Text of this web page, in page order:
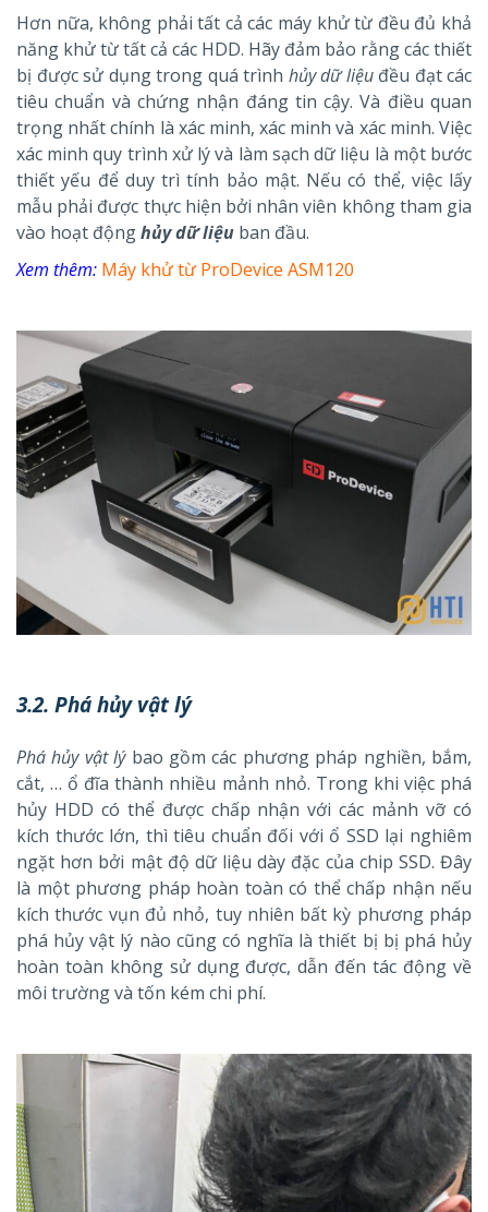
Hơn nữa, không phải tất cả các máy khử từ đều đủ khả
năng khử từ tất cả các HDD. Hãy đảm bảo rằng các thiết
bị được sử dụng trong quá trình hủy dữ liệuđều đạt các
tiêu chuẩn và chứng nhận đáng tin cậy. Và điều quan
trọng nhất chính là xác minh, xác minh và xác minh. Việc
xác minh quy trình xử lý và làm sạch dữ liệu là một bước
thiết yếu để duy trì tính bảo mật. Nếu có thể, việc lấy
mẫu phải được thực hiện bởi nhân viên không tham gia
vào hoạt độnghủy dữ liệu ban đầu.
Xem thêm: Máy khử từ ProDevice ASM120
3.2. Phá hủy vật lý
Phá hủy vật lý bao gồm các phương pháp nghiền, bắm,
cắt, … ổ đĩa thành nhiều mảnh nhỏ. Trong khi việc phá
hủy HDD có thể được chấp nhận với các mảnh vỡ có
kích thước lớn, thì tiêu chuẩn đối với ổ SSD lại nghiêm
ngặt hơn bởi mật độ dữ liệu dày đặc của chip SSD. Đây
là một phương pháp hoàn toàn có thể chấp nhận nếu
kích thước vụn đủ nhỏ, tuy nhiên bất kỳ phương pháp
phá hủy vật lý nào cũng có nghĩa là thiết bị bị phá hủy
hoàn toàn không sử dụng được, dẫn đến tác động về
môi trường và tốn kém chi phí.